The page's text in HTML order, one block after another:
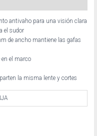
antivaho para una visión clara
el sudor
de ancho mantiene las gafas
el marco
la misma lente y cortes